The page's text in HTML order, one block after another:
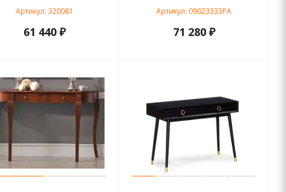
Артикул: 320081
61 440 ₽
Артикул: 09023333PA
71 280 ₽